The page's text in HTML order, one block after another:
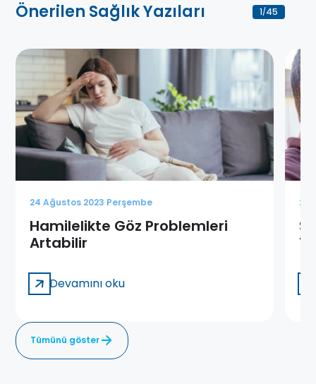
Önerilen Sağlık Yazıları 1/45
24 Ağustos 2023 Perşembe
Hamilelikte Göz Problemleri
Artabilir
Devamını oku
24
Tümünü göster